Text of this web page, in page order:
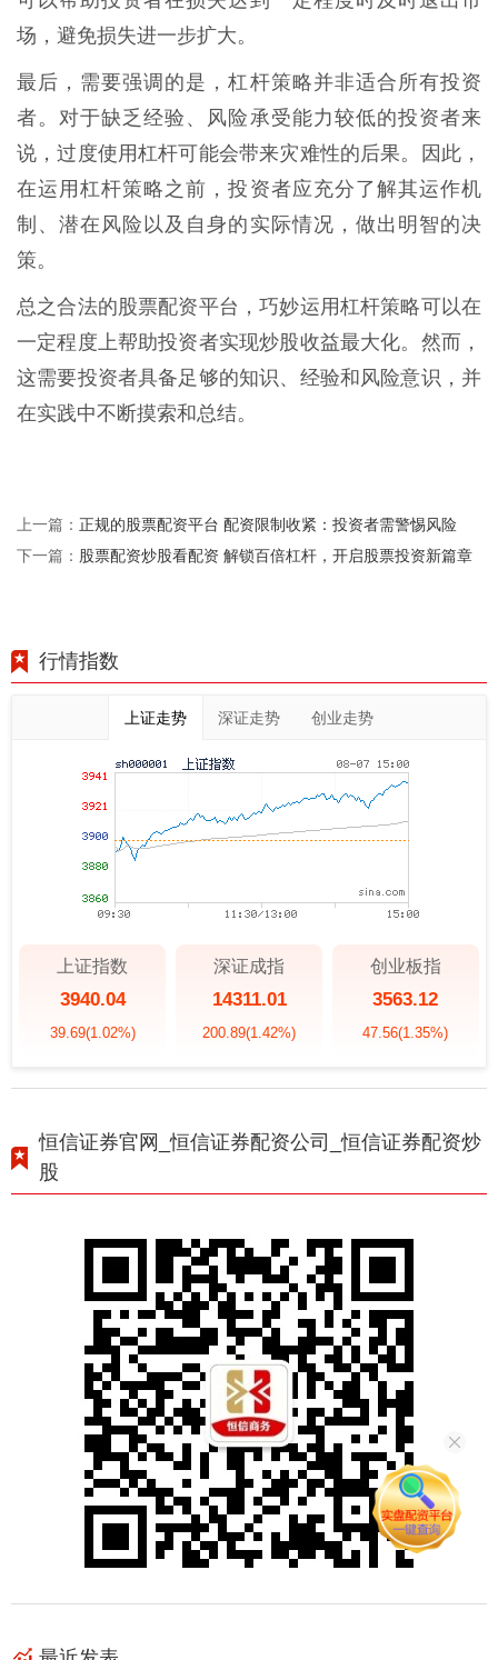
场，避免损失进一步扩大。
最后，需要强调的是，杠杆策略并非适合所有投资
者。对于缺乏经验、风险承受能力较低的投资者来
说，过度使用杠杆可能会带来灾难性的后果。因此，
在运用杠杆策略之前，投资者应充分了解其运作机
制、潜在风险以及自身的实际情况，做出明智的决
策。
总之合法的股票配资平台，巧妙运用杠杆策略可以在
一定程度上帮助投资者实现炒股收益最大化。然而，
这需要投资者具备足够的知识、经验和风险意识，并
在实践中不断摸索和总结。
上一篇： 正规的股票配资平台 配资限制收紧：投资者需警惕风险
下一篇： 股票配资炒股看配资 解锁百倍杠杆，开启股票投资新篇章
行情指数
上证走势 深证走势 创业走势
上证指数
3940.04
39.69(1.02%)
深证成指
14311.01
200.89(1.42%)
创业板指
3563.12
47.56(1.35%)
恒信证券官网_恒信证券配资公司_恒信证券配资炒
股